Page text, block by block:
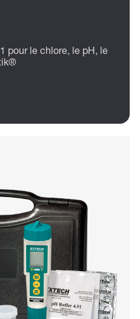
pour le chlore, le pH, le